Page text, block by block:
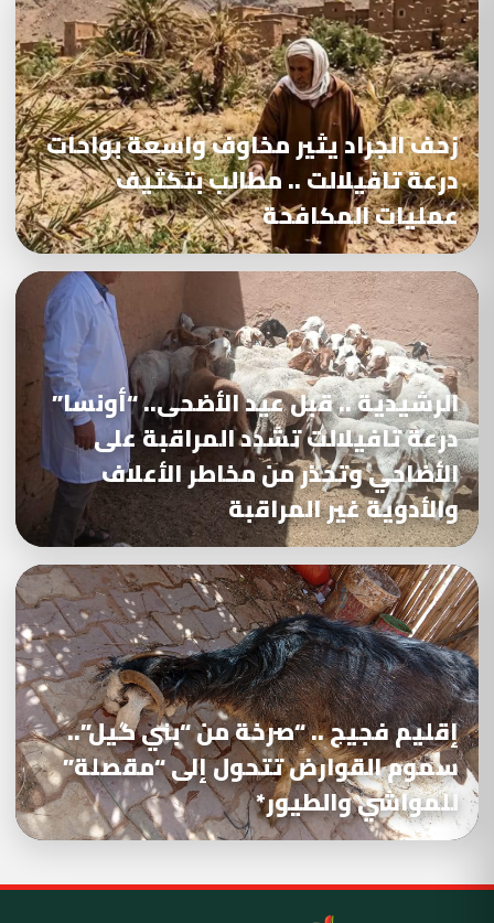
زحف الجراد يثير مخاوف واسعة بواحات
درعة تافيلالت .. مطالب بتكثيف
عمليات المكافحة
الرشيدية .. قبل عيد الأضحى.. “أونسا”
درعة تافيلالت تشدد المراقبة على
الأضاحي وتحذر من مخاطر الأعلاف
والأدوية غير المراقبة
إقليم فجيج .. “صرخة من “بني گيل”..
سموم القوارض تتحول إلى “مقصلة”
للمواشي والطيور*